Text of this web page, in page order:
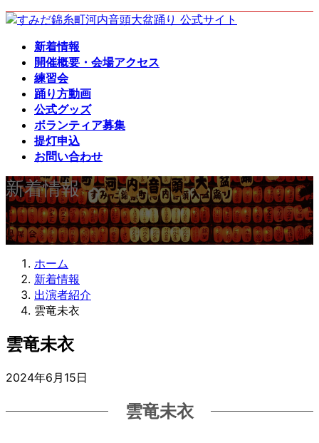
コ
ナ
新着情報
開催概要・会場アクセス
練習会
踊り方動画
公式グッズ
ボランティア募集
提灯申込
お問い合わせ
新着情報
ホーム
新着情報
出演者紹介
雲竜未衣
雲竜未衣
2024年6月15日
雲竜未衣